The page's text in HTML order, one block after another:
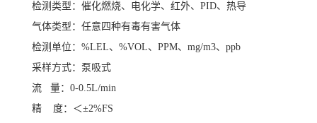
检测类型：催化燃烧、电化学、红外、 PID、热导
气体类型： 任意四种有毒有害气体
检测单位： %LEL、%VOL、PPM、mg/m3、ppb
采样方式：泵吸式
流
量： 0-0.5L/min
精
度：＜±2%FS